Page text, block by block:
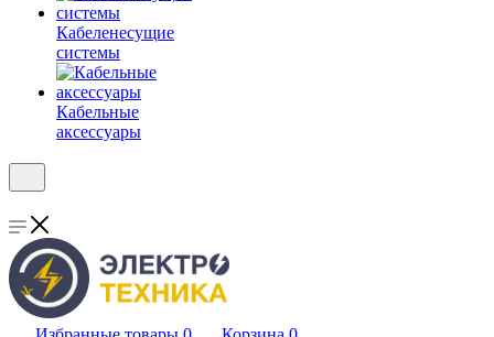
Кабеленесущие
системы
Кабельные
аксессуары